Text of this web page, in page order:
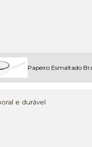
Papeiro Esmaltado
e durável